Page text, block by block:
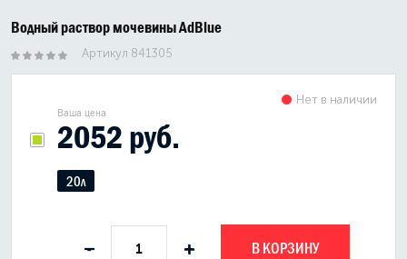
ВСЕ БРЕНДЫ
Водный раствор мочевины AdBlue
Артикул 841305
Ваша цена
2052 руб.
Нет в наличии
20л
- + В КОРЗИНУ